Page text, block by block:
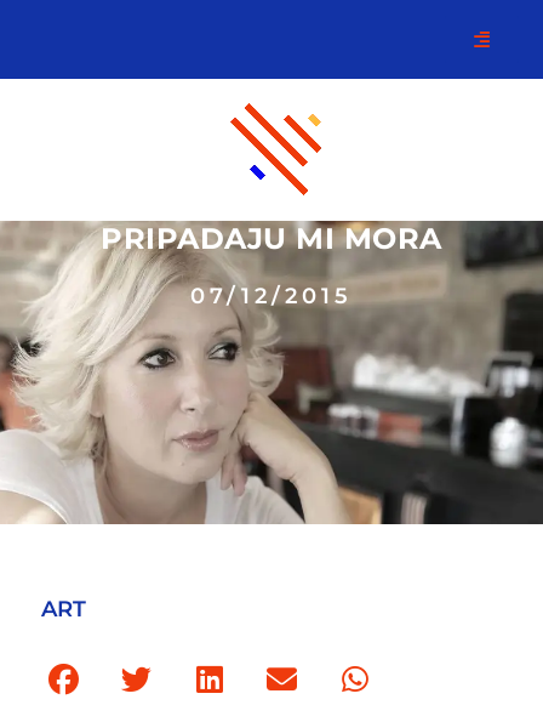
PRIPADAJU MI MORA
07/12/2015
ART